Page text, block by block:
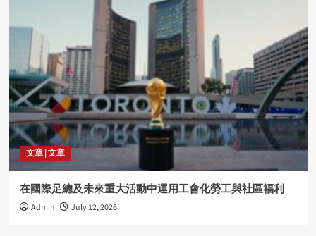
文章 | 文章
在國際足總及未來重大活動中運用工會化勞工與社區福利
Admin July 12, 2026